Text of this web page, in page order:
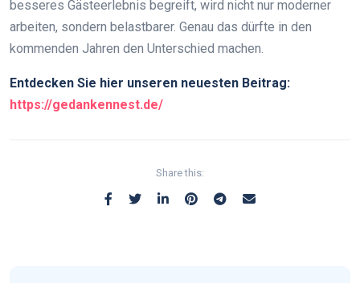
besseres Gästeerlebnis begreift, wird nicht nur moderner
arbeiten, sondern belastbarer. Genau das dürfte in den
kommenden Jahren den Unterschied machen.
Entdecken Sie hier unseren neuesten Beitrag:
https://gedankennest.de/
Share this: